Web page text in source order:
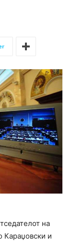
на
Караџовски и